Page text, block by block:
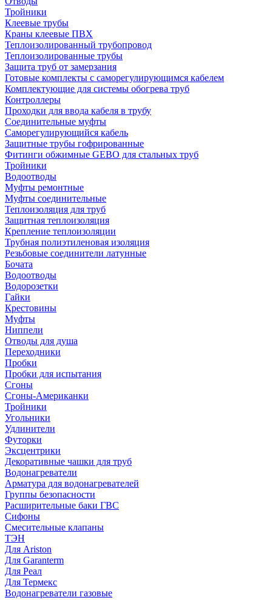
Тройники
Клеевые трубы
Краны клеевые ПВХ
Теплоизолированный трубопровод
Теплоизолированные трубы
Защита труб от замерзания
Готовые комплекты с саморегулирующимся кабелем
Комплектующие для системы обогрева труб
Контроллеры
Проходки для ввода кабеля в трубу
Соединительные муфты
Саморегулирующийся кабель
Защитные трубы гофрированные
Фитинги обжимные GEBO для стальных труб
Тройники
Водоотводы
Муфты ремонтные
Муфты соединительные
Теплоизоляция для труб
Защитная теплоизоляция
Крепление теплоизоляции
Трубная полиэтиленовая изоляция
Резьбовые соединители латунные
Бочата
Водоотводы
Водорозетки
Гайки
Крестовины
Муфты
Ниппели
Отводы для душа
Переходники
Пробки
Пробки для испытания
Сгоны
Сгоны-Американки
Тройники
Угольники
Удлинители
Футорки
Эксцентрики
Декоративные чашки для труб
Водонагреватели
Арматура для водонагревателей
Группы безопасности
Расширительные баки ГВС
Сифоны
Смесительные клапаны
ТЭН
Для Ariston
Для Garanterm
Для Реал
Для Термекс
Водонагреватели газовые